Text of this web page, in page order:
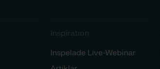
Inspiration​
Inspelade Live-Webinar